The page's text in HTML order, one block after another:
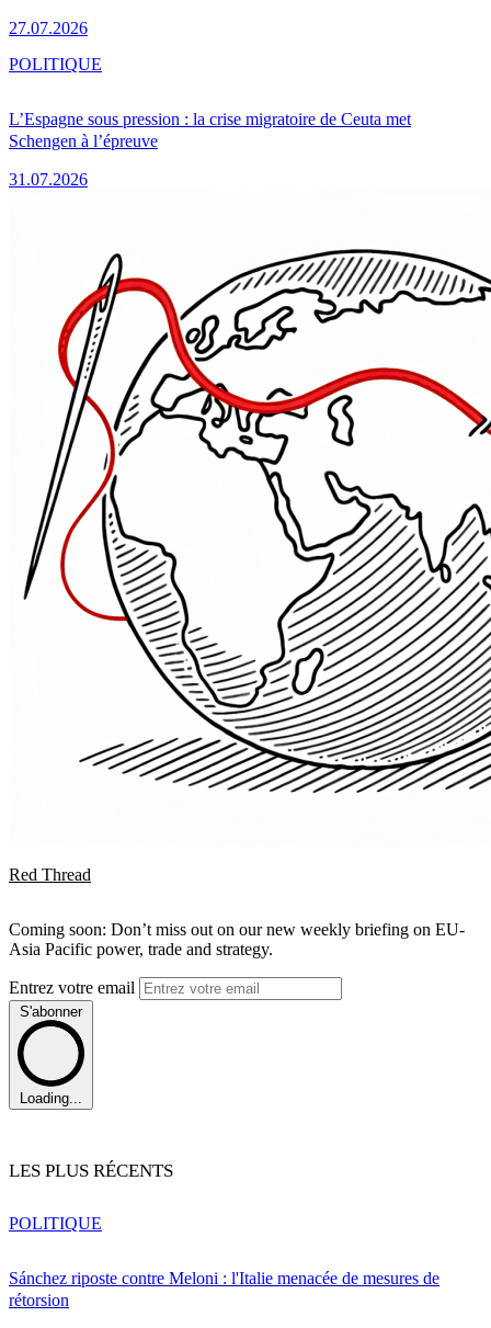
27.07.2026
L’Espagne sous pression : la crise migratoire de Ceuta met
Schengen à l’épreuve
31.07.2026
POLITIQUE
Red Thread
Coming soon: Don’t miss out on our new weekly briefing on EU-
Asia Pacific power, trade and strategy.
Entrez votre email
S'abonner
Loading...
LES PLUS RÉCENTS
Sánchez riposte contre Meloni : l'Italie menacée de mesures de
rétorsion
POLITIQUE